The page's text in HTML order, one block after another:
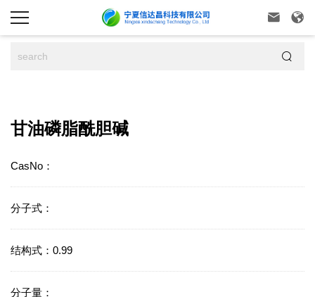
 

甘油磷脂酰胆碱
CasNo：
分子式：
结构式：0.99
分子量：